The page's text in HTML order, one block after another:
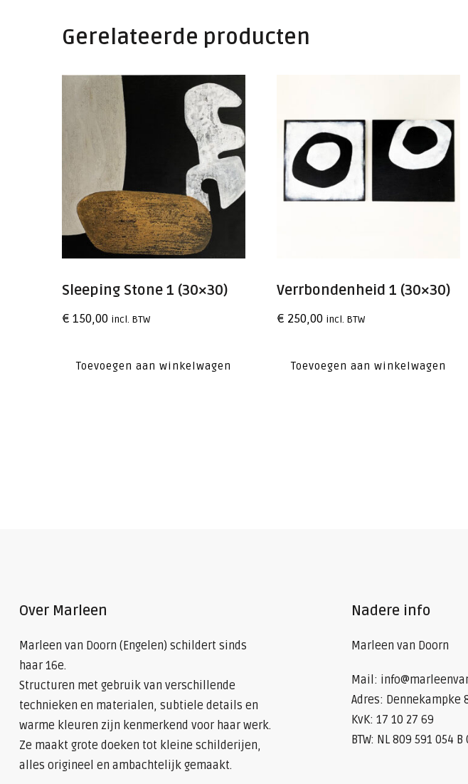
Gerelateerde producten
Sleeping Stone 1 (30×30)
€ 150,00 incl. BTW
Toevoegen aan winkelwagen
Verrbondenheid 1 (30×30)
€ 250,00 incl. BTW
Toevoegen aan winkelwagen
Over Marleen
Marleen van Doorn (Engelen) schildert sinds
haar 16e.
Structuren met gebruik van verschillende
technieken en materialen, subtiele details en
warme kleuren zijn kenmerkend voor haar werk.
Ze maakt grote doeken tot kleine schilderijen,
alles origineel en ambachtelijk gemaakt.
Nadere info
Marleen van Doorn
Mail:
Adres: Dennekampke
KvK: 17 10 27 69
BTW: NL 809 591 054 B